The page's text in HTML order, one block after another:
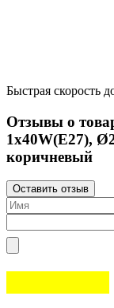
Быстрая скорость
Отзывы о
1х40W(E27),
коричневый
Оставить отзыв